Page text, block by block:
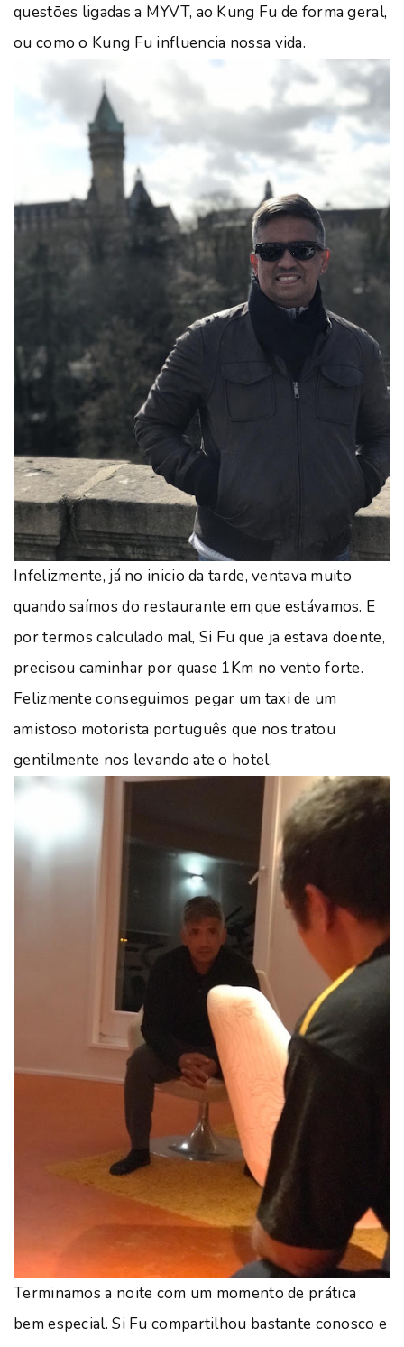
questōes ligadas a MYVT, ao Kung Fu de forma geral,
ou como o Kung Fu influencia nossa vida.
Infelizmente, já no inicio da tarde, ventava muito
quando saímos do restaurante em que estávamos. E
por termos calculado mal, Si Fu que ja estava doente,
precisou caminhar por quase 1Km no vento forte.
Felizmente conseguimos pegar um taxi de um
amistoso motorista português que nos tratou
gentilmente nos levando ate o hotel.
Terminamos a noite com um momento de prática
bem especial. Si Fu compartilhou bastante conosco e